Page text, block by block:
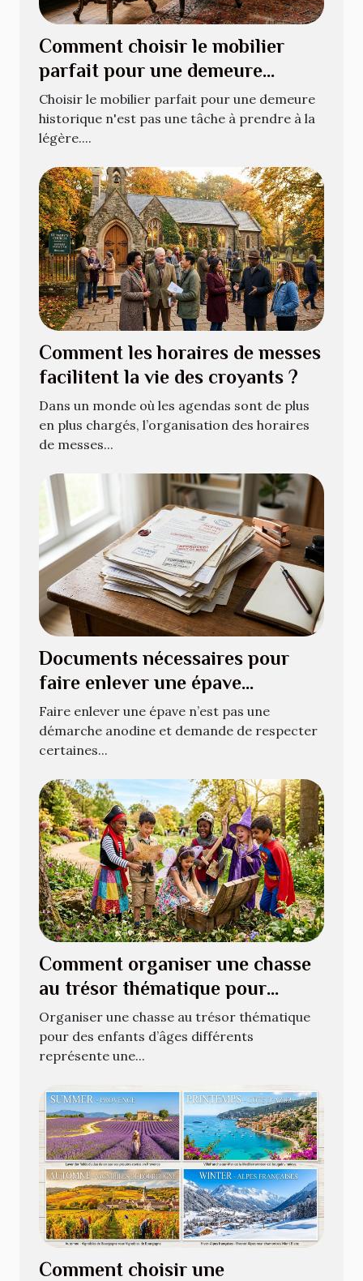
Comment choisir le mobilier
parfait pour une demeure
historique ?
Choisir le mobilier parfait pour une demeure
historique n'est pas une tâche à prendre à la
légère....
Comment les horaires de messes
facilitent la vie des croyants ?
Dans un monde où les agendas sont de plus
en plus chargés, l’organisation des horaires
de messes...
Documents nécessaires pour
faire enlever une épave
légalement
Faire enlever une épave n’est pas une
démarche anodine et demande de respecter
certaines...
Comment organiser une chasse
au trésor thématique pour
enfants de différents âges ?
Organiser une chasse au trésor thématique
pour des enfants d’âges différents
représente une...
Comment choisir une